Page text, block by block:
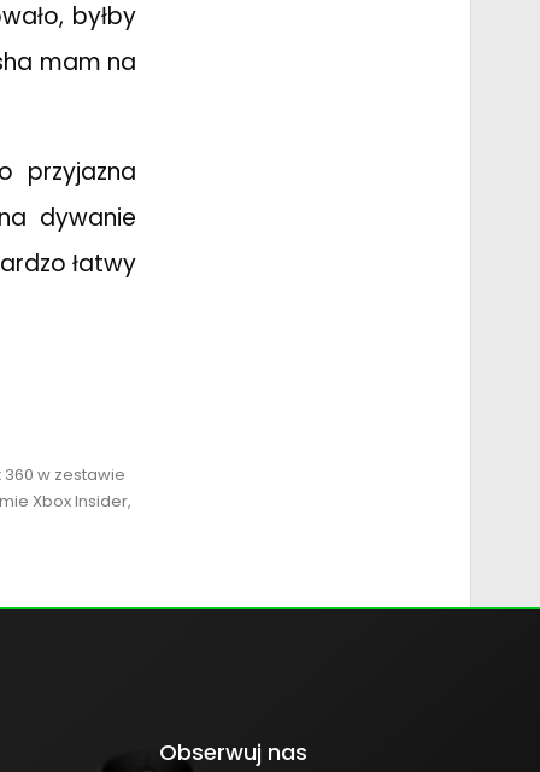
byłby
mam na
przyjazna
dywanie
łatwy
360 w zestawie
Xbox Insider,
Obserwuj nas